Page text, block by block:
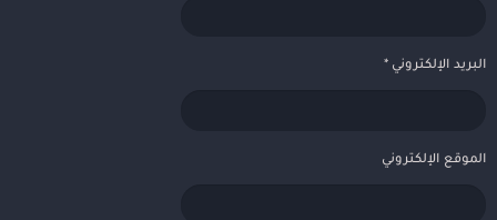
البريد الإلكتروني *
الموقع الإلكتروني